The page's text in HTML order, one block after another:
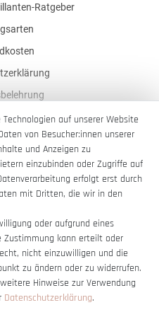
Ratgeber
widerrufen
auf unserer Website
von Besucher:innen unserer
und Anzeigen zu
einzubinden oder Zugriffe auf
erfolgt erst durch
mit Dritten, die wir in den
oder aufgrund eines
Zustimmung kann erteilt oder
nicht einzuwilligen und die
zu ändern oder zu widerrufen.
Hinweise zur Verwendung
Daten­schutz­erklärung.